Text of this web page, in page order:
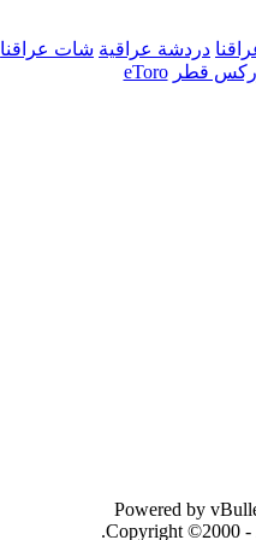
دردشة عراقية شات عراقنا
قطر eToro
Powered by
Copyright ©2000 -